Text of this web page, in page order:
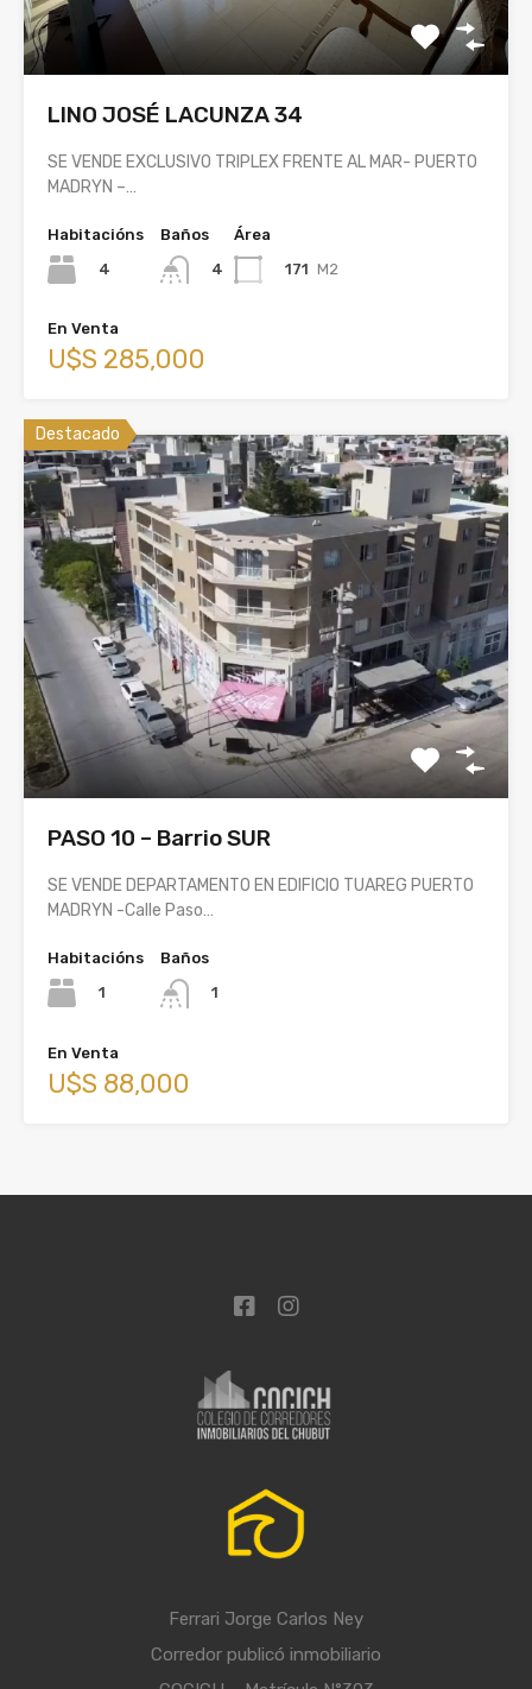
LINO JOSÉ LACUNZA 34
SE VENDE EXCLUSIVO TRIPLEX FRENTE AL MAR- PUERTO
MADRYN –…
Habitacións
4
Baños
4
Área
171 M2
En Venta
U$S 285,000
Destacado
PASO 10 – Barrio SUR
SE VENDE DEPARTAMENTO EN EDIFICIO TUAREG PUERTO
MADRYN -Calle Paso…
Habitacións
1
Baños
1
En Venta
U$S 88,000
Ferrari Jorge Carlos Ney
Corredor publicó inmobiliario